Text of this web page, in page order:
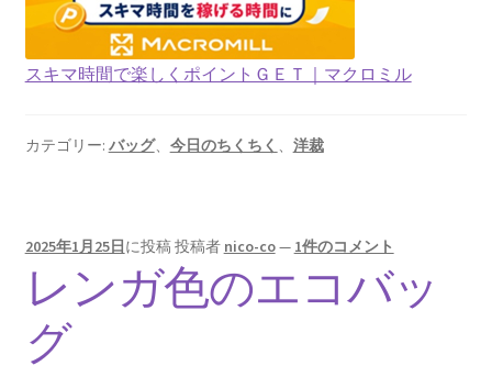
スキマ時間で楽しくポイントＧＥＴ｜マクロミル
カテゴリー: バッグ、 今日のちくちく 、 洋裁
2025年1月25日に投稿投稿者 nico-co— 1件のコメント
レンガ色のエコバッ
グ